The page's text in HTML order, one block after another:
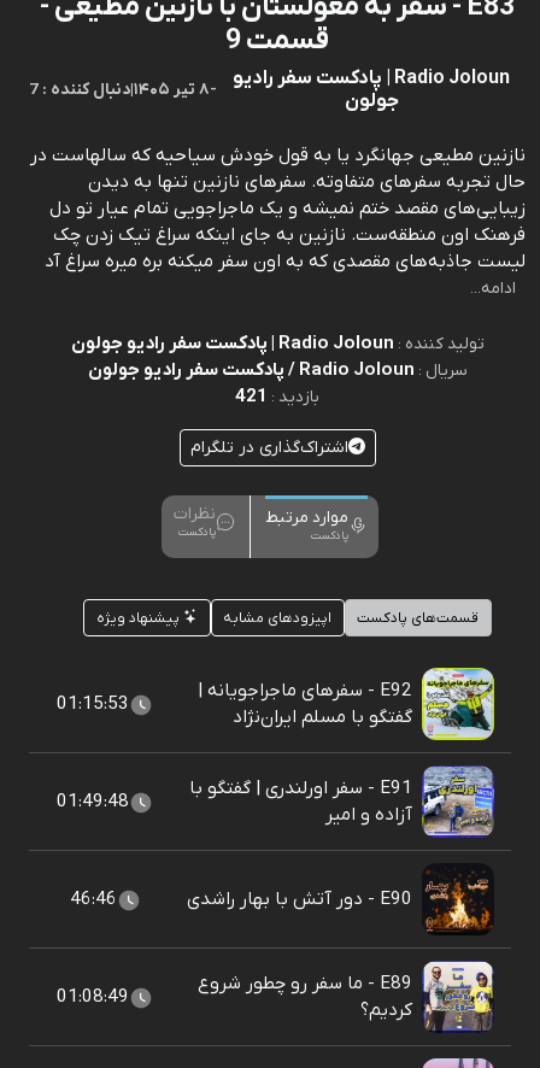
E83 - سفر به مغولستان با نازنین مطیعی -
قسمت 9
Radio Joloun | پادکست سفر رادیو
جولون
-۸ تیر ۱۴۰۵ |7 : دنبال کننده
نازنین مطیعی جهانگرد یا به قول خودش سیاحیه که سالهاست در
حال تجربه سفرهای متفاوته. سفرهای نازنین تنها به دیدن
زیبایی‌های مقصد ختم نمیشه و یک ماجراجویی تمام عیار تو دل
فرهنک اون منطقه‌ست. نازنین به جای اینکه سراغ تیک زدن چک
لیست جاذبه‌های مقصدی که به اون سفر میکنه بره میره سراغ آد
ادامه...
تولید کننده : Radio Joloun | پادکست سفر رادیو جولون
سریال : Radio Joloun / پادکست سفر رادیو جولون
بازدید : 421
اشتراک‌گذاری در تلگرام
موارد مرتبط
پادکست
نظرات
پادکست
قسمت‌های پادکست اپیزودهای مشابه پیشنهاد ویژه
E92 - سفرهای ماجراجویانه |
گفتگو با مسلم ایران‌نژاد
01:15:53
E91 - سفر اورلندری | گفتگو با
آزاده و امیر
01:49:48
E90 - دور آتش با بهار راشدی 46:46
E89 - ما سفر رو چطور شروع
کردیم؟
01:08:49